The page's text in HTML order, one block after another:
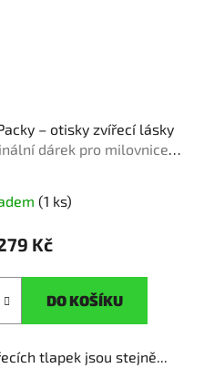
– otisky zvířecí lásky
dárek pro milovnice
(1 ks)
Kč
DO KOŠÍKU
tlapek jsou stejně...